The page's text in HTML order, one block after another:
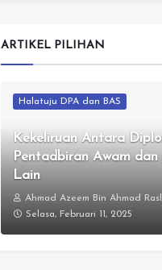
ARTIKEL PILIHAN
Halatuju DPA dan BAS
Kekeliruan Antara
Pentadbiran Awam dan
Lain
Ahmad Azeem Bin Ahmad
Selasa, Februari 11, 2025